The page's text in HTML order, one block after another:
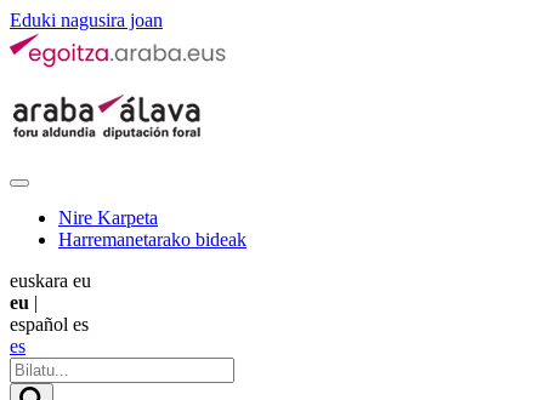
Eduki nagusira joan
Nire Karpeta
Harremanetarako bideak
euskara eu
eu |
español es
es